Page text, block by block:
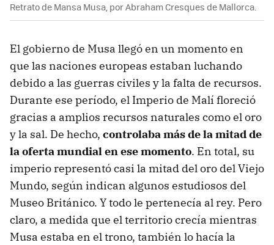
Retrato de Mansa Musa, por Abraham Cresques de Mallorca.
El gobierno de Musa llegó en un momento en
que las naciones europeas estaban luchando
debido a las guerras civiles y la falta de recursos.
Durante ese período, el Imperio de Malí floreció
gracias a amplios recursos naturales como el oro
y la sal. De hecho, controlaba más de la mitad de
la oferta mundial en ese momento. En total, su
imperio representó casi la mitad del oro del Viejo
Mundo, según indican algunos estudiosos del
Museo Británico. Y todo le pertenecía al rey. Pero
claro, a medida que el territorio crecía mientras
Musa estaba en el trono, también lo hacía la